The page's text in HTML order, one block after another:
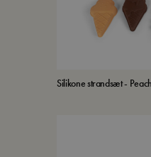
Silikone strandsæt -